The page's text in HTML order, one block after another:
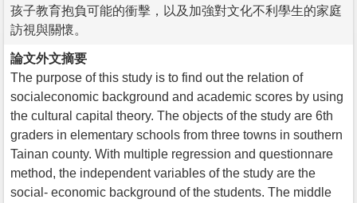
孩子教育抱負可能的衝擊，以及加強對文化不利學生的家庭
訪視與關懷。
論文外文摘要
The purpose of this study is to find out the relation of
socialeconomic background and academic scores by using
the cultural capital theory. The objects of the study are 6th
graders in elementary schools from three towns in southern
Tainan county. With multiple regression and questionnare
method, the independent variables of the study are the
social- economic background of the students. The middle